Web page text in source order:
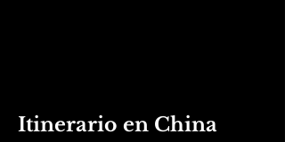
Itinerario en China